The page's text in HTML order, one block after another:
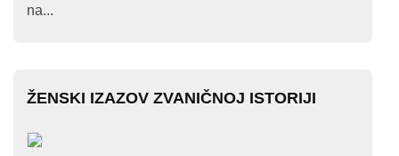
Javni
na...
ŽENSKI IZAZOV ZVANIČNOJ ISTORIJI